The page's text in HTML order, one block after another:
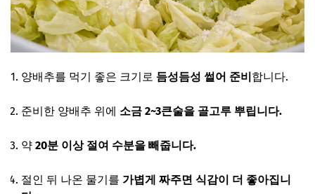
양배추를 먹기 좋은 크기로 듬성듬성 썰어 준비합니다.
준비한 양배추 위에 소금 2~3큰술을 골고루 뿌립니다.
약 20분 이상 절여 수분을 빼줍니다.
절인 뒤 나온 물기를 가볍게 짜주면 식감이 더 좋아집니